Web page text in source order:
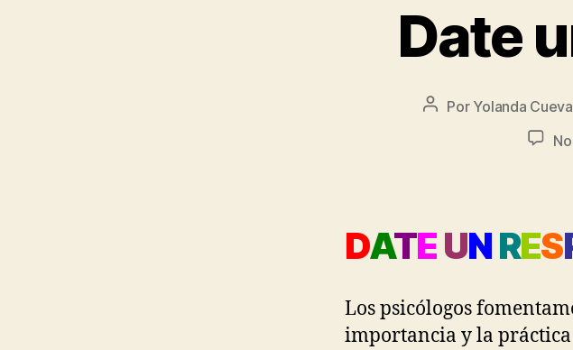
Date
Por Yolanda
DATEUNRES
Los psicólogos
importancia y la